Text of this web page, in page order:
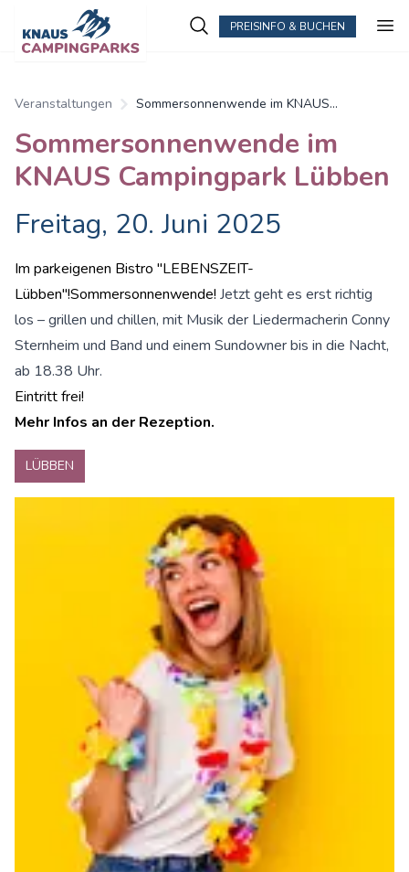
PREISINFO & BUCHEN
Veranstaltungen
Sommersonnenwende im KNAUS
Sommersonnenwende im
KNAUS Campingpark Lübben
Freitag, 20. Juni 2025
Im parkeigenen Bistro "LEBENSZEIT-
Lübben"!Sommersonnenwende! Jetzt geht es erst richtig
los – grillen und chillen, mit Musik der Liedermacherin Conny
Sternheim und Band und einem Sundowner bis in die Nacht,
ab 18.38 Uhr.
Eintritt frei!
Mehr Infos an der Rezeption.
LÜBBEN